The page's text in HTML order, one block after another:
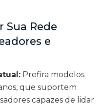
Sua Rede
e
Prefira modelos
que suportem
capazes de lidar